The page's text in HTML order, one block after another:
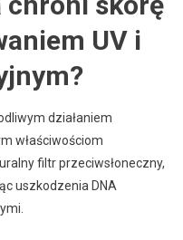
UV i
działaniem
właściwościom
filtr przeciwsłoneczny,
uszkodzenia DNA